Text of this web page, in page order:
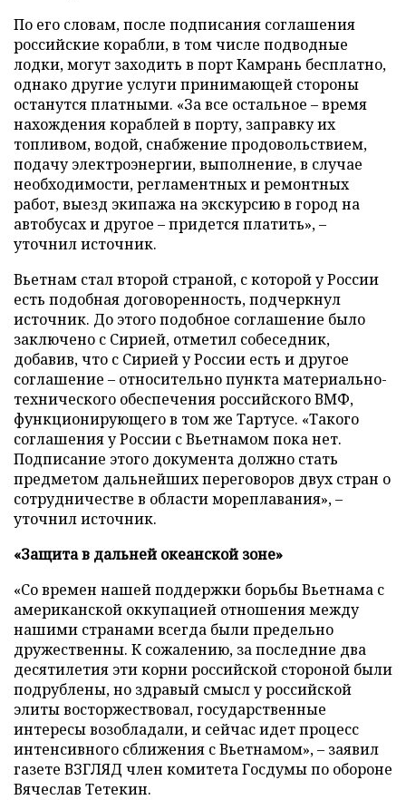
По его словам, после подписания соглашения
российские корабли, в том числе подводные
лодки, могут заходить в порт Камрань бесплатно,
однако другие услуги принимающей стороны
останутся платными. «За все остальное – время
нахождения кораблей в порту, заправку их
топливом, водой, снабжение продовольствием,
подачу электроэнергии, выполнение, в случае
необходимости, регламентных и ремонтных
работ, выезд экипажа на экскурсию в город на
автобусах и другое – придется платить», –
уточнил источник.
Вьетнам стал второй страной, с которой у России
есть подобная договоренность, подчеркнул
источник. До этого подобное соглашение было
заключено с Сирией, отметил собеседник,
добавив, что с Сирией у России есть и другое
соглашение – относительно пункта материально-
технического обеспечения российского ВМФ,
функционирующего в том же Тартусе. «Такого
соглашения у России с Вьетнамом пока нет.
Подписание этого документа должно стать
предметом дальнейших переговоров двух стран о
сотрудничестве в области мореплавания», –
уточнил источник.
«Защита в дальней океанской зоне»
«Со времен нашей поддержки борьбы Вьетнама с
американской оккупацией отношения между
нашими странами всегда были предельно
дружественны. К сожалению, за последние два
десятилетия эти корни российской стороной были
подрублены, но здравый смысл у российской
элиты восторжествовал, государственные
интересы возобладали, и сейчас идет процесс
интенсивного сближения с Вьетнамом», – заявил
газете ВЗГЛЯД член комитета Госдумы по обороне
Вячеслав Тетекин.